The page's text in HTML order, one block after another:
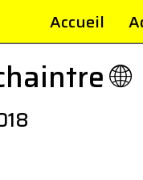
Accueil
🌐